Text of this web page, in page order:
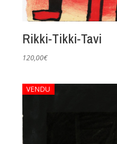
Rikki-Tikki-Tavi
120,00€
VENDU